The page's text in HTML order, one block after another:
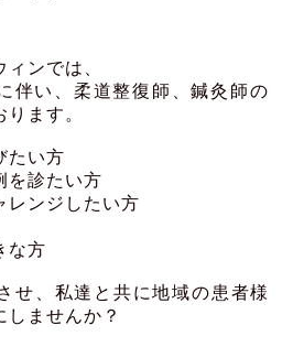
ンでは、
伴い、柔道整復師、鍼灸師の
ます。
たい方
を診たい方
レンジしたい方
な方
せ、私達と共に地域の患者様
しませんか？